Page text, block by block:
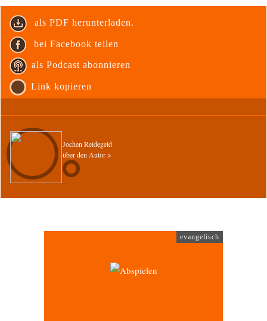
als PDF herunterladen.
bei Facebook teilen
als Podcast abonnieren
Link kopieren
Jochen Reidegeld
über den Autor >
evangelisch